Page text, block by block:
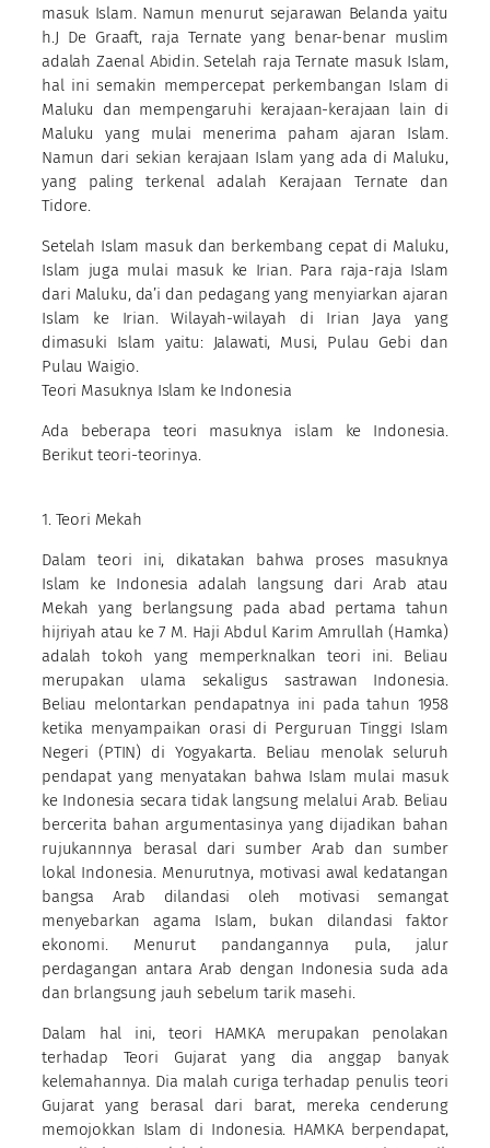
masuk Islam. Namun menurut sejarawan Belanda yaitu
h.J De Graaft, raja Ternate yang benar-benar muslim
adalah Zaenal Abidin. Setelah raja Ternate masuk Islam,
hal ini semakin mempercepat perkembangan Islam di
Maluku dan mempengaruhi kerajaan-kerajaan lain di
Maluku yang mulai menerima paham ajaran Islam.
Namun dari sekian kerajaan Islam yang ada di Maluku,
yang paling terkenal adalah Kerajaan Ternate dan
Tidore.
Setelah Islam masuk dan berkembang cepat di Maluku,
Islam juga mulai masuk ke Irian. Para raja-raja Islam
dari Maluku, da’i dan pedagang yang menyiarkan ajaran
Islam ke Irian. Wilayah-wilayah di Irian Jaya yang
dimasuki Islam yaitu: Jalawati, Musi, Pulau Gebi dan
Pulau Waigio.
Teori Masuknya Islam ke Indonesia
Ada beberapa teori masuknya islam ke Indonesia.
Berikut teori-teorinya.
1. Teori Mekah
Dalam teori ini, dikatakan bahwa proses masuknya
Islam ke Indonesia adalah langsung dari Arab atau
Mekah yang berlangsung pada abad pertama tahun
hijriyah atau ke 7 M. Haji Abdul Karim Amrullah (Hamka)
adalah tokoh yang memperknalkan teori ini. Beliau
merupakan ulama sekaligus sastrawan Indonesia.
Beliau melontarkan pendapatnya ini pada tahun 1958
ketika menyampaikan orasi di Perguruan Tinggi Islam
Negeri (PTIN) di Yogyakarta. Beliau menolak seluruh
pendapat yang menyatakan bahwa Islam mulai masuk
ke Indonesia secara tidak langsung melalui Arab. Beliau
bercerita bahan argumentasinya yang dijadikan bahan
rujukannnya berasal dari sumber Arab dan sumber
lokal Indonesia. Menurutnya, motivasi awal kedatangan
bangsa Arab dilandasi oleh motivasi semangat
menyebarkan agama Islam, bukan dilandasi faktor
ekonomi. Menurut pandangannya pula, jalur
perdagangan antara Arab dengan Indonesia suda ada
dan brlangsung jauh sebelum tarik masehi.
Dalam hal ini, teori HAMKA merupakan penolakan
terhadap Teori Gujarat yang dia anggap banyak
kelemahannya. Dia malah curiga terhadap penulis teori
Gujarat yang berasal dari barat, mereka cenderung
memojokkan Islam di Indonesia. HAMKA berpendapat,